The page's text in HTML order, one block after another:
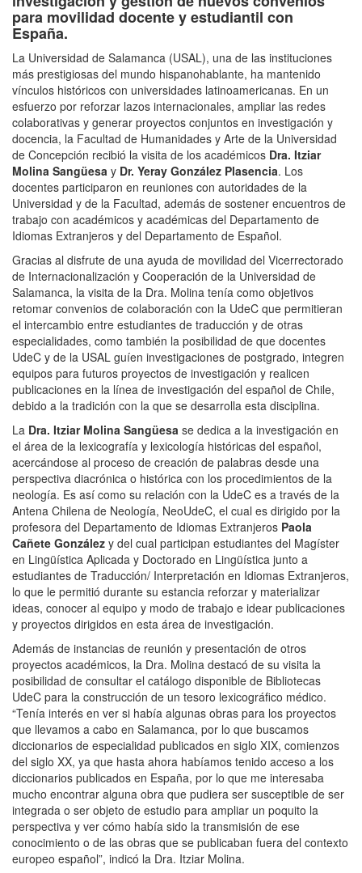
para movilidad docente y estudiantil con
España.
La Universidad de Salamanca (USAL), una de las instituciones
más prestigiosas del mundo hispanohablante, ha mantenido
vínculos históricos con universidades latinoamericanas. En un
esfuerzo por reforzar lazos internacionales, ampliar las redes
colaborativas y generar proyectos conjuntos en investigación y
docencia, la Facultad de Humanidades y Arte de la Universidad
de Concepción recibió la visita de los académicos Dra. Itziar
Molina Sangüesa y Dr. Yeray González Plasencia. Los
docentes participaron en reuniones con autoridades de la
Universidad y de la Facultad, además de sostener encuentros de
trabajo con académicos y académicas del Departamento de
Idiomas Extranjeros y del Departamento de Español.
Gracias al disfrute de una ayuda de movilidad del Vicerrectorado
de Internacionalización y Cooperación de la Universidad de
Salamanca, la visita de la Dra. Molina tenía como objetivos
retomar convenios de colaboración con la UdeC que permitieran
el intercambio entre estudiantes de traducción y de otras
especialidades, como también la posibilidad de que docentes
UdeC y de la USAL guíen investigaciones de postgrado, integren
equipos para futuros proyectos de investigación y realicen
publicaciones en la línea de investigación del español de Chile,
debido a la tradición con la que se desarrolla esta disciplina.
La Dra. Itziar Molina Sangüesa se dedica a la investigación en
el área de la lexicografía y lexicología históricas del español,
acercándose al proceso de creación de palabras desde una
perspectiva diacrónica o histórica con los procedimientos de la
neología. Es así como su relación con la UdeC es a través de la
Antena Chilena de Neología, NeoUdeC, el cual es dirigido por la
profesora del Departamento de Idiomas Extranjeros Paola
Cañete González y del cual participan estudiantes del Magíster
en Lingüística Aplicada y Doctorado en Lingüística junto a
estudiantes de Traducción/ Interpretación en Idiomas Extranjeros,
lo que le permitió durante su estancia reforzar y materializar
ideas, conocer al equipo y modo de trabajo e idear publicaciones
y proyectos dirigidos en esta área de investigación.
Además de instancias de reunión y presentación de otros
proyectos académicos, la Dra. Molina destacó de su visita la
posibilidad de consultar el catálogo disponible de Bibliotecas
UdeC para la construcción de un tesoro lexicográfico médico.
“Tenía interés en ver si había algunas obras para los proyectos
que llevamos a cabo en Salamanca, por lo que buscamos
diccionarios de especialidad publicados en siglo XIX, comienzos
del siglo XX, ya que hasta ahora habíamos tenido acceso a los
diccionarios publicados en España, por lo que me interesaba
mucho encontrar alguna obra que pudiera ser susceptible de ser
integrada o ser objeto de estudio para ampliar un poquito la
perspectiva y ver cómo había sido la transmisión de ese
conocimiento o de las obras que se publicaban fuera del contexto
europeo español”, indicó la Dra. Itziar Molina.